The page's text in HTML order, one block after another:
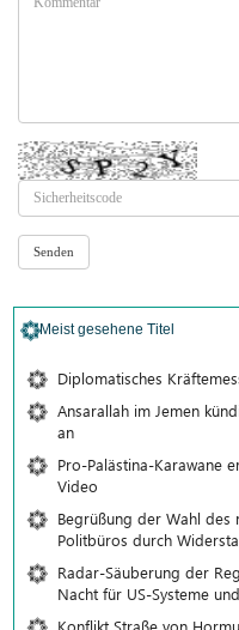
Meist gesehene Titel
Diplomatisches
Ansarallah im Jemen
an
Pro-Palästina-Karawane
Video
Begrüßung der Wahl des
Politbüros durch
Radar-Säuberung der
Nacht für US-Systeme